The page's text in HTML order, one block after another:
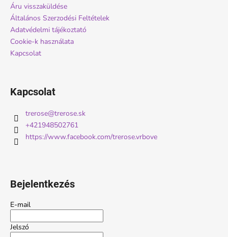
Áru visszaküldése
Általános Szerzodési Feltételek
Adatvédelmi tájékoztató
Cookie-k használata
Kapcsolat
Kapcsolat
trerose@trerose.sk
+421948502761
https://www.facebook.com/trerose.vrbove
Bejelentkezés
E-mail
Jelszó